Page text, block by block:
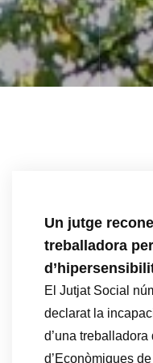
Un jutge
treballadora
El Jutjat Social
declarat la
d’una
d’Econòmiques